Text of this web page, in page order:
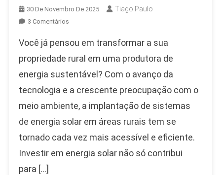
30 De Novembro De 2025 Tiago Paulo
3 Comentários
Montar
Um
De
Energia
Eficiente
Para
Sua
Rural
Você já pensou em transformar a sua
propriedade rural em uma produtora de
energia sustentável? Com o avanço da
tecnologia e a crescente preocupação com o
meio ambiente, a implantação de sistemas
de energia solar em áreas rurais tem se
tornado cada vez mais acessível e eficiente.
Investir em energia solar não só contribui
para […]